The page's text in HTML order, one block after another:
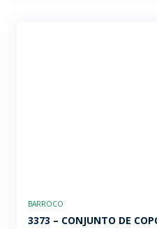
BARROCO
3373 – CONJUNTO DE